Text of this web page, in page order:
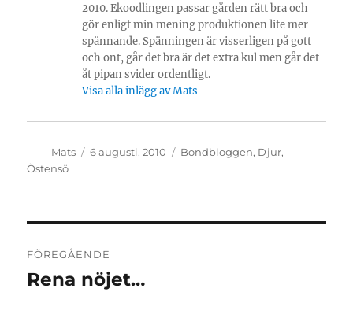
2010. Ekoodlingen passar gården rätt bra och
gör enligt min mening produktionen lite mer
spännande. Spänningen är visserligen på gott
och ont, går det bra är det extra kul men går det
åt pipan svider ordentligt.
Visa alla inlägg av Mats
Författare
Mats
Publicerat
6 augusti, 2010 Kategorier
Bondbloggen, Djur,
Östensö
FÖREGÅENDE
Föregående
Rena nöjet…